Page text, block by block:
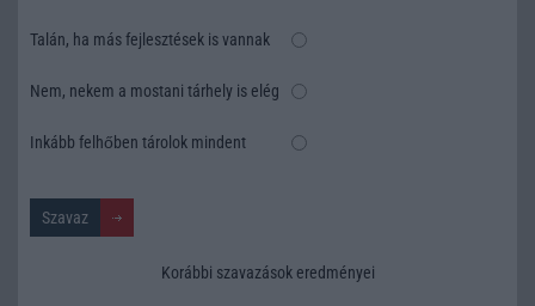
Talán, ha más fejlesztések is vannak
Nem, nekem a mostani tárhely is elég
Inkább felhőben tárolok mindent
Korábbi szavazások eredményei